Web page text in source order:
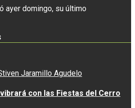
ayer domingo, su último
Jaramillo Agudelo
con las Fiestas del Cerro